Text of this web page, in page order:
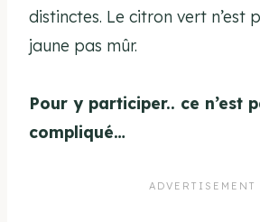
distinctes. Le citron vert n’est
jaune pas mûr.
Pour y participer.. ce n’est
compliqué…